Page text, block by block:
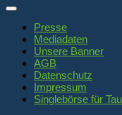
Presse
Mediadaten
Unsere Banner
AGB
Datenschutz
Impressum
Singlebörse für